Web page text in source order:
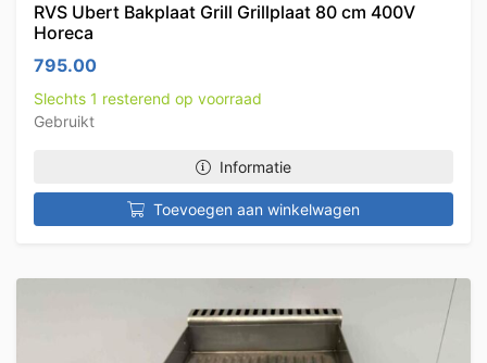
RVS Ubert Bakplaat Grill Grillplaat 80 cm 400V
Horeca
795.00
Slechts 1 resterend op voorraad
Gebruikt
Informatie
Toevoegen aan winkelwagen